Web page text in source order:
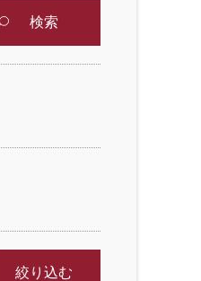
検索
絞り込む